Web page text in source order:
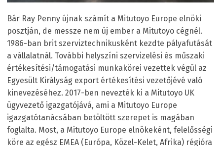
Bár Ray Penny újnak számít a Mitutoyo Europe elnöki
posztján, de messze nem új ember a Mitutoyo cégnél.
1986-ban brit szerviztechnikusként kezdte pályafutását
a vállalatnál. További helyszíni szervizelési és műszaki
értékesítési/támogatási munkakörei vezettek végül az
Egyesült Királyság export értékesítési vezetőjévé való
kinevezéséhez. 2017-ben nevezték ki a Mitutoyo UK
ügyvezető igazgatójává, ami a Mitutoyo Europe
igazgatótanácsában betöltött szerepet is magában
foglalta. Most, a Mitutoyo Europe elnökeként, felelősségi
köre az egész EMEA (Európa, Közel-Kelet, Afrika) régióra